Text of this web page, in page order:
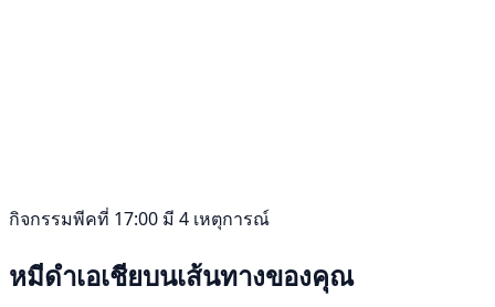
กิจกรรมพีคที่ 17:00 มี 4 เหตุการณ์
หมีดำเอเชียบนเส้นทางของคุณ